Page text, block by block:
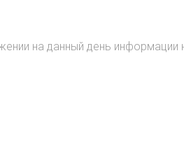
на данный день информации